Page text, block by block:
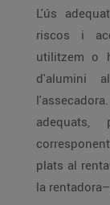
L'ús
riscos i accidents. Això suposa que només
utilitzem o hi
d'alumini
l'assecadora. Hem d'emprar els
plats al rentavaixella o el
la rentadora–,